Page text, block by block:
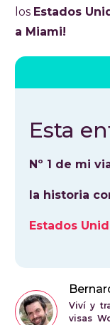
los Estados
a Miami!
Esta
Nº 1 de mi
la historia
Estados
Viví y
visas